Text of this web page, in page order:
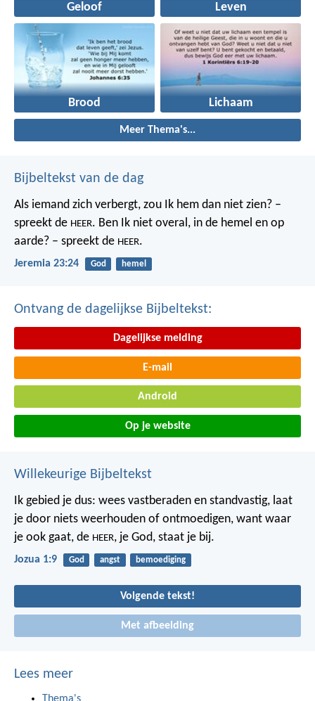
Geloof Leven
Brood Lichaam
Meer Thema's...
Bijbeltekst van de dag
Als iemand zich verbergt, zou Ik hem dan niet zien? –
spreekt de HEER. Ben Ik niet overal, in de hemel en op
aarde? – spreekt de HEER.
Jeremia 23:24 God hemel
Ontvang de dagelijkse Bijbeltekst:
Dagelijkse melding
E-mail
Android
Op je website
Willekeurige Bijbeltekst
Ik gebied je dus: wees vastberaden en standvastig, laat
je door niets weerhouden of ontmoedigen, want waar
je ook gaat, de HEER, je God, staat je bij.
Jozua 1:9 God angst bemoediging
Volgende tekst!
Met afbeelding
Lees meer